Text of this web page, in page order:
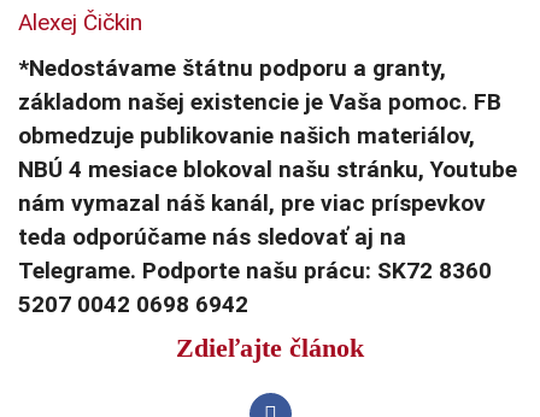
Alexej Čičkin
*Nedostávame štátnu podporu a granty,
základom našej existencie je Vaša pomoc. FB
obmedzuje publikovanie našich materiálov,
NBÚ 4 mesiace blokoval našu stránku, Youtube
nám vymazal náš kanál, pre viac príspevkov
teda odporúčame nás sledovať aj na
Telegrame. Podporte našu prácu: SK72 8360
5207 0042 0698 6942
Zdieľajte článok